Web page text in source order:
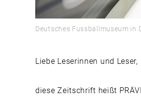
Deutsches Fussballmuseum in
Liebe Leserinnen und Leser,
diese Zeitschrift heißt